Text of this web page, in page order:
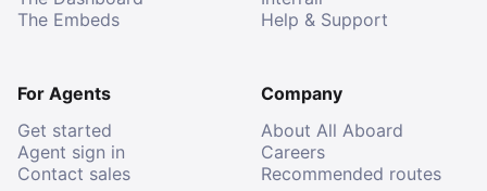
The Embeds
Help & Support
For Agents
Get started
Agent sign in
Contact sales
Company
About All Aboard
Careers
Recommended routes